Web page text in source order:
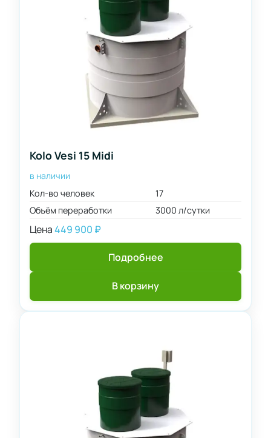
Kolo Vesi 15 Midi
в наличии
Кол-во человек
17
Объём переработки
3000 л/сутки
Цена449 900 ₽
Подробнее
В корзину